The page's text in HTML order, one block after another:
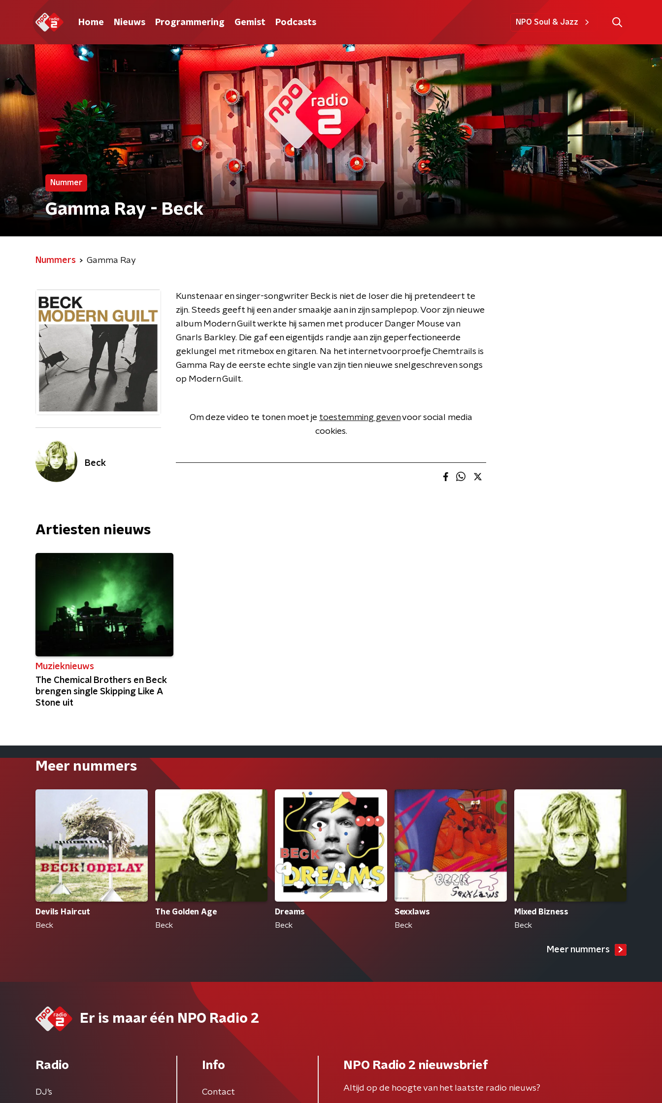
Home Nieuws Programmering Gemist Podcasts NPO Soul & Jazz
Nummer
Gamma Ray - Beck
Nummers Gamma Ray
Beck
Kunstenaar en singer-songwriter Beck is niet de loser die hij pretendeert te
zijn. Steeds geeft hij een ander smaakje aan in zijn samplepop. Voor zijn nieuwe
album Modern Guilt werkte hij samen met producer Danger Mouse van
Gnarls Barkley. Die gaf een eigentijds randje aan zijn geperfectioneerde
geklungel met ritmebox en gitaren. Na het internetvoorproefje Chemtrails is
Gamma Ray de eerste echte single van zijn tien nieuwe snelgeschreven songs
op Modern Guilt.
Om deze video te tonen moet je toestemming gevenvoor social media
cookies.
Artiesten nieuws
Muzieknieuws
The Chemical Brothers en Beck
brengen single Skipping Like A
Stone uit
Meer nummers
Devils Haircut
Beck
The Golden Age
Beck
Dreams
Beck
Sexxlaws
Beck
Mixed Bizness
Beck
Meer nummers
Er is maar één NPO Radio 2
Radio
DJ’s
Info
Contact
NPO Radio 2 nieuwsbrief
Altijd op de hoogte van het laatste radio nieuws?